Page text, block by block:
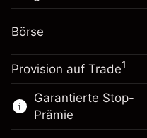
~$5,000.00
Geld aus
Zur Plattform
Positionsgröße mit
~$5,000.00
Geld aus
Börse
Provision auf Trade1
Garantierte Stop-
Prämie